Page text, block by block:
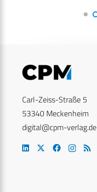
Carl-Zeiss-Straße 5
53340 Meckenheim
digital@cpm-verlag.de